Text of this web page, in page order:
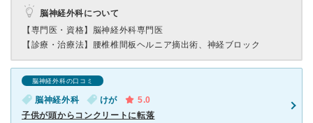
脳神経外科について
【専門医・資格】 脳神経外科専門医
【診療・治療法】
腰椎椎間板ヘルニア摘出術、神経ブロック
脳神経外科の口コミ
脳神経外科 けが
5.0
子供が頭からコンクリートに転落